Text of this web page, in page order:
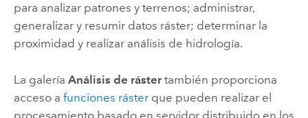
para analizar patrones y terrenos; administrar,
generalizar y resumir datos ráster; determinar la
proximidad y realizar análisis de hidrología.
La galería Análisis de rástertambién proporciona
acceso a funciones rásterque pueden realizar el
procesamiento basado en servidor distribuido en los